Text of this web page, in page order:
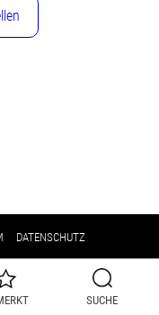
DATENSCHUTZ
SUCHE